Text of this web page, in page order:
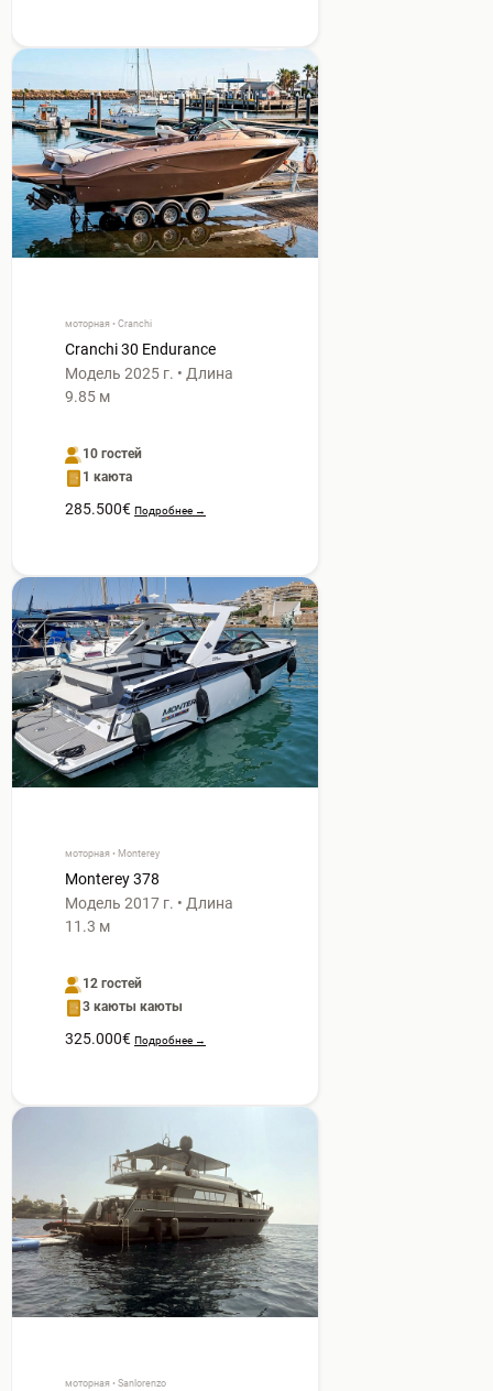
моторная • Cranchi
Cranchi 30 Endurance
Модель 2025 г. • Длина
9.85 м
10 гостей
1 каюта
285.500€ Подробнее →
моторная • Monterey
Monterey 378
Модель 2017 г. • Длина
11.3 м
12 гостей
3 каюты каюты
325.000€ Подробнее →
моторная • Sanlorenzo